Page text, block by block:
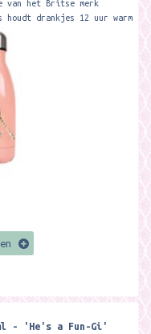
het Britse merk
houdt drankjes 12 uur warm
ml - 'He's a Fun-Gi'